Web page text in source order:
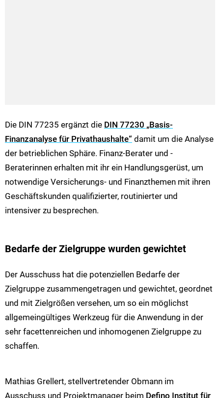
Die DIN 77235 ergänzt die DIN 77230 „Basis-
Finanzanalyse für Privathaushalte“ damit um die Analyse
der betrieblichen Sphäre. Finanz-Berater und -
Beraterinnen erhalten mit ihr ein Handlungsgerüst, um
notwendige Versicherungs- und Finanzthemen mit ihren
Geschäftskunden qualifizierter, routinierter und
intensiver zu besprechen.
Bedarfe der Zielgruppe wurden gewichtet
Der Ausschuss hat die potenziellen Bedarfe der
Zielgruppe zusammengetragen und gewichtet, geordnet
und mit Zielgrößen versehen, um so ein möglichst
allgemeingültiges Werkzeug für die Anwendung in der
sehr facettenreichen und inhomogenen Zielgruppe zu
schaffen.
Mathias Grellert, stellvertretender Obmann im
Ausschuss und Projektmanager beim Defino Institut für